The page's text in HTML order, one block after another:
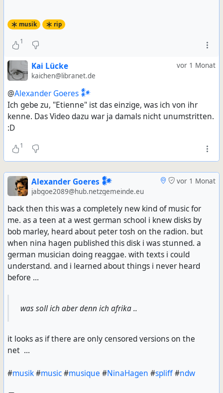
musik rip
1
vor 1 Monat
Kai Lücke
kaichen@libranet.de
@Alexander Goeres 𒀯
Ich gebe zu, "Etienne" ist das einzige, was ich von ihr
kenne. Das Video dazu war ja damals nicht unumstritten.
:D
1
vor 1 Monat
Alexander Goeres 𒀯
jabgoe2089@hub.netzgemeinde.eu
back then this was a completely new kind of music for
me. as a teen at a west german school i knew disks by
bob marley, heard about peter tosh on the radion. but
when nina hagen published this disk i was stunned. a
german musician doing reaggae. with texts i could
understand. and i learned about things i never heard
before ...
was soll ich aber denn ich afrika ..
it looks as if there are only censored versions on the
net ...
#musik#music#musique #NinaHagen #spliff#ndw